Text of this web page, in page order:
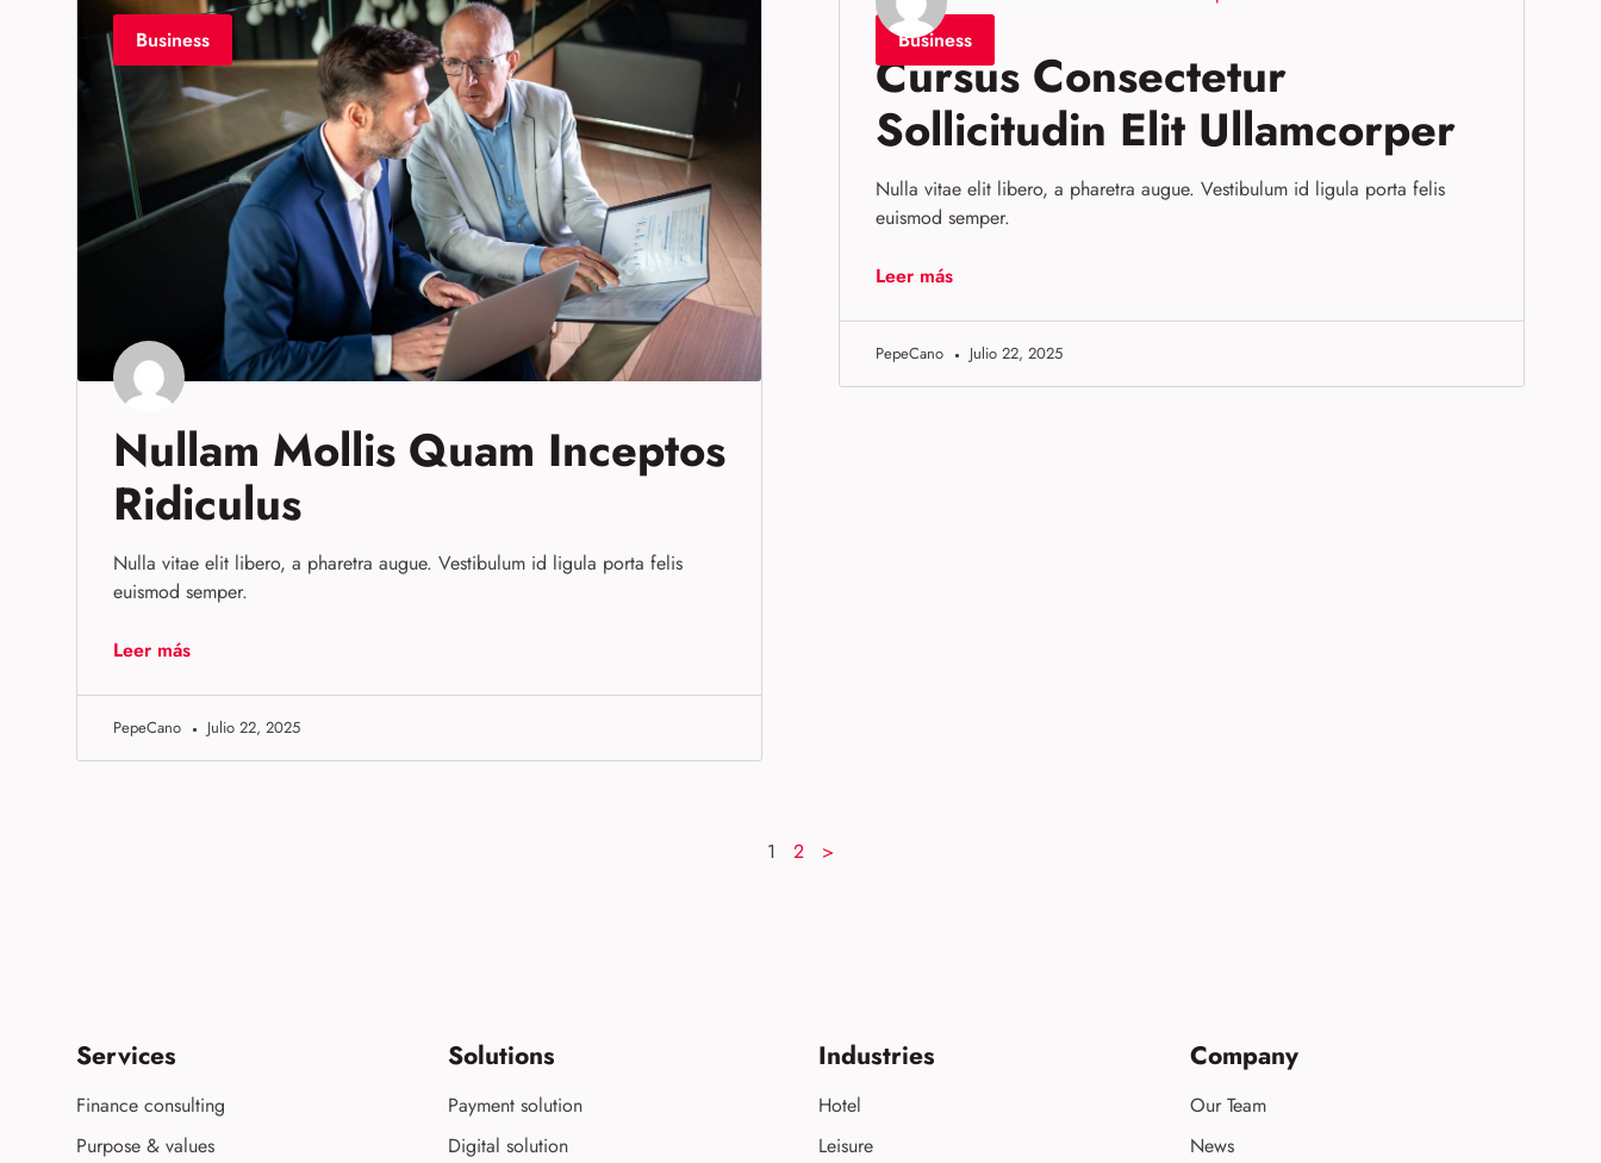
Business
Nullam Mollis Quam Inceptos
Ridiculus
Nulla vitae elit libero, a pharetra augue. Vestibulum id ligula porta felis
euismod semper.
Leer más
PepeCano Julio 22, 2025
Business
Cursus Consectetur
Sollicitudin Elit Ullamcorper
Nulla vitae elit libero, a pharetra augue. Vestibulum id ligula porta felis
euismod semper.
Leer más
PepeCano Julio 22, 2025
1 2 >
Services
Finance consulting
Purpose & values
Solutions
Payment solution
Digital solution
Industries
Hotel
Leisure
Company
Our Team
News